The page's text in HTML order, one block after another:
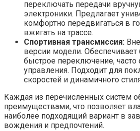
переключать передачи
электроники. Предлагает
комфортно передвигаться в
вжигать на трассе.
Спортивная трансмиссия:
версии модели. Обеспечивает
быстрое переключение, часто
управления. Подходит для
скоростей и динамичного
Каждая из перечисленных систем
преимуществами, что позволяет
наиболее подходящий вариант в
вождения и предпочтений.